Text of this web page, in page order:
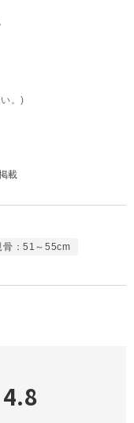
。)
載
骨：51～55cm
4.8